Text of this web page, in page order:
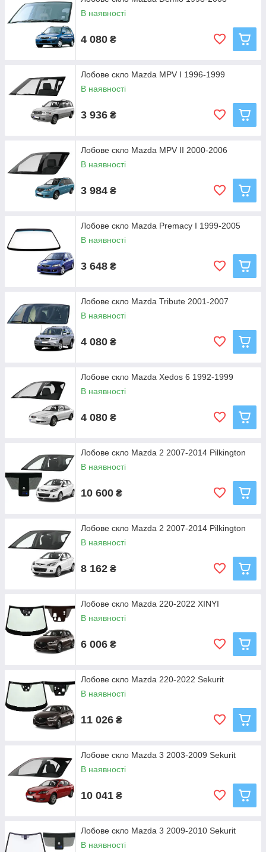
В наявності
4 080 ₴
Лобове скло Mazda MPV I 1996-1999
В наявності
3 936 ₴
Лобове скло Mazda MPV II 2000-2006
В наявності
3 984 ₴
Лобове скло Mazda Premacy I 1999-2005
В наявності
3 648 ₴
Лобове скло Mazda Tribute 2001-2007
В наявності
4 080 ₴
Лобове скло Mazda Xedos 6 1992-1999
В наявності
4 080 ₴
Лобове скло Mazda 2 2007-2014 Pilkington
В наявності
10 600 ₴
Лобове скло Mazda 2 2007-2014 Pilkington
В наявності
8 162 ₴
Лобове скло Mazda 220-2022 XINYI
В наявності
6 006 ₴
Лобове скло Mazda 220-2022 Sekurit
В наявності
11 026 ₴
Лобове скло Mazda 3 2003-2009 Sekurit
В наявності
10 041 ₴
Лобове скло Mazda 3 2009-2010 Sekurit
В наявності